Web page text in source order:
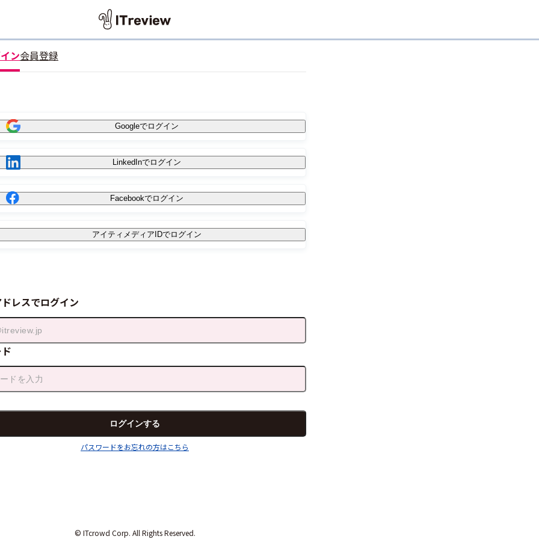
ン会員登録
Googleでログイン
LinkedInでログイン
Facebookでログイン
アイティメディアIDでログイン
レスでログイン
パスワードをお忘れの方はこちら
© ITcrowd Corp. All Rights Reserved.